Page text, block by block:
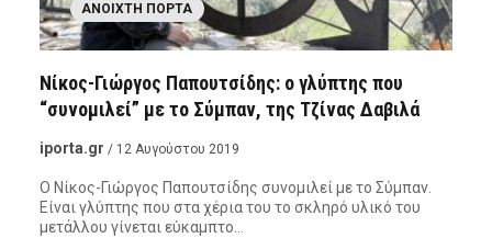
ΑΝΟΙΧΤΉ ΠΌΡΤΑ
Νίκος-Γιώργος Παπουτσίδης: ο γλύπτης που
“συνομιλεί” με το Σύμπαν, της Τζίνας Δαβιλά
iporta.gr / 12 Αυγούστου 2019
Ο Νίκος-Γιώργος Παπουτσίδης συνομιλεί με το Σύμπαν.
Είναι γλύπτης που στα χέρια του το σκληρό υλικό του
μετάλλου γίνεται εύκαμπτο…